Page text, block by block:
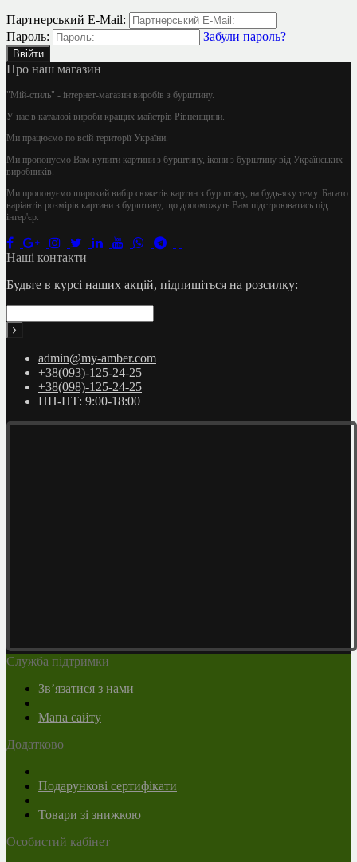
Партнерський E-Mail:
Пароль:
Забули пароль?
Про наш магазин
"Мій-стиль" - інтернет-магазин виробів з бурштину.
У нас в каталозі вироби кращих майстрів Рівненщини.
Ми працюємо по всій території України.
Ми пропонуємо Вам купити картини з бурштину, ікони з бурштину від Українських
виробників.
Ми пропонуємо широкий вибір сюжетів картин з бурштину, на будь-яку тему. Багато
варіантів розмірів картини з бурштину, що допоможуть Вам підстроюватись під
інтер'єр.
Наші контакти
Будьте в курсі наших акцій, підпишіться на розсилку:
admin@my-amber.com
+38(093)-125-24-25
+38(098)-125-24-25
ПН-ПТ: 9:00-18:00
Служба підтримки
Зв’язатися з нами
Мапа сайту
Додатково
Подарункові сертифікати
Товари зі знижкою
Особистий кабінет